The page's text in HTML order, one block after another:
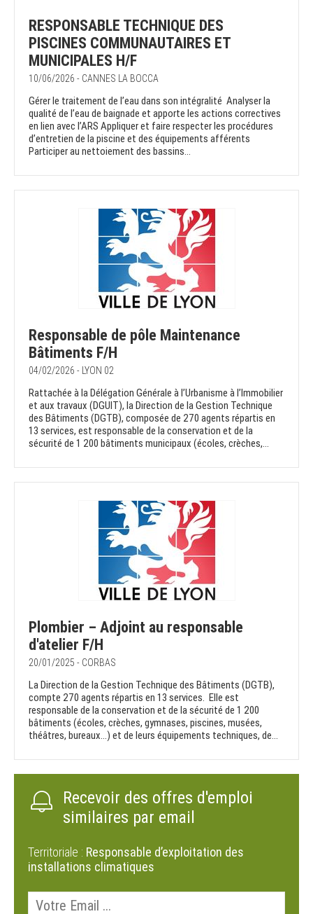
RESPONSABLE TECHNIQUE DES
PISCINES COMMUNAUTAIRES ET
MUNICIPALES H/F
10/06/2026 - CANNES LA BOCCA
Gérer le traitement de l’eau dans son intégralité Analyser la
qualité de l’eau de baignade et apporte les actions correctives
en lien avec l’ARS Appliquer et faire respecter les procédures
d’entretien de la piscine et des équipements afférents
Participer au nettoiement des bassins...
Responsable de pôle Maintenance
Bâtiments F/H
04/02/2026 - LYON 02
Rattachée à la Délégation Générale à l’Urbanisme à l’Immobilier
et aux travaux (DGUIT), la Direction de la Gestion Technique
des Bâtiments (DGTB), composée de 270 agents répartis en
13 services, est responsable de la conservation et de la
sécurité de 1 200 bâtiments municipaux (écoles, crèches,...
Plombier – Adjoint au responsable
d'atelier F/H
20/01/2025 - CORBAS
La Direction de la Gestion Technique des Bâtiments (DGTB),
compte 270 agents répartis en 13 services. Elle est
responsable de la conservation et de la sécurité de 1 200
bâtiments (écoles, crèches, gymnases, piscines, musées,
théâtres, bureaux…) et de leurs équipements techniques, de...
Recevoir des offres d'emploi
similaires par email
Territoriale : Responsable d’exploitation des
installations climatiques